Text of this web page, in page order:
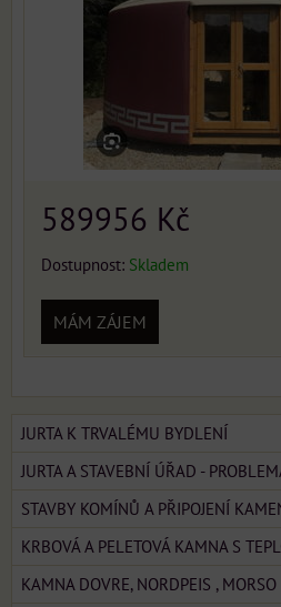
589956 Kč
Dostupnost: Skladem
MÁM ZÁJEM
JURTA K TRVALÉMU BYDLENÍ
JURTA A STAVEBNÍ ÚŘAD -
STAVBY KOMÍNŮ A PŘIPOJENÍ
KRBOVÁ A PELETOVÁ KAMNA S
KAMNA DOVRE, NORDPEIS , MORSO